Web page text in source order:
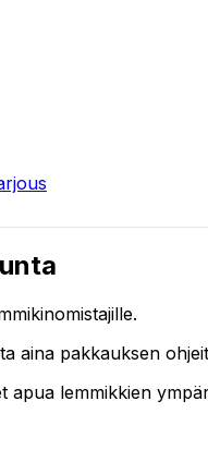
aina pakkauksen
apua lemmikkien